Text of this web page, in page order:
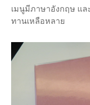
เมนูมีภาษาอังกฤษ แ
ทานเหลือหลาย